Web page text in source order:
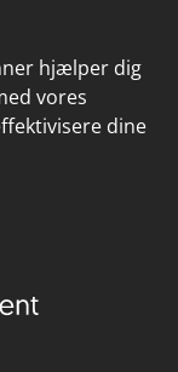
hjælper dig
vores
dine